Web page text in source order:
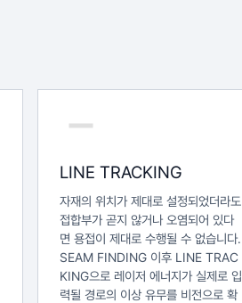
LINE TRACKING
자재의 위치가 제대로 설정되었더라도
접합부가 곧지 않거나 오염되어 있다
면 용접이 제대로 수행될 수 없습니다.
SEAM FINDING 이후 LINE TRAC
KING으로 레이저 에너지가 실제로 입
력될 경로의 이상 유무를 비전으로 확